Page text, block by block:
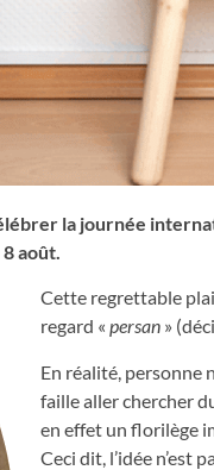
la journée
août.
Cette regrettable
regard « persan »
En réalité, personne
faille aller chercher
en effet un florilège
Ceci dit, l’idée n’est